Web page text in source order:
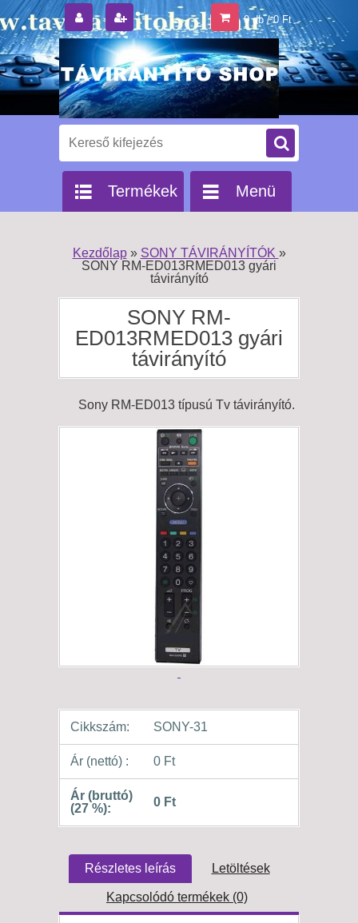
0 db / 0 Ft
Termékek Menü
Kezdőlap » SONY TÁVIRÁNYÍTÓK »
SONY RM-ED013RMED013 gyári
távirányító
SONY RM-
ED013RMED013 gyári
távirányító
Sony RM-ED013 típusú Tv távirányító.
Cikkszám: SONY-31
Ár (nettó) : 0 Ft
Ár (bruttó)
(27 %):
0 Ft
Részletes leírás Letöltések
Kapcsolódó termékek (0)